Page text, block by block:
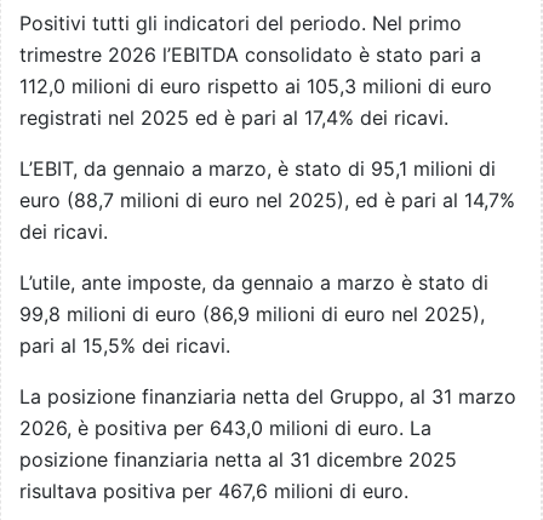
Positivi tutti gli indicatori del periodo. Nel primo
trimestre 2026 l’EBITDA consolidato è stato pari a
112,0 milioni di euro rispetto ai 105,3 milioni di euro
registrati nel 2025 ed è pari al 17,4% dei ricavi.
L’EBIT, da gennaio a marzo, è stato di 95,1 milioni di
euro (88,7 milioni di euro nel 2025), ed è pari al 14,7%
dei ricavi.
L’utile, ante imposte, da gennaio a marzo è stato di
99,8 milioni di euro (86,9 milioni di euro nel 2025),
pari al 15,5% dei ricavi.
La posizione finanziaria netta del Gruppo, al 31 marzo
2026, è positiva per 643,0 milioni di euro. La
posizione finanziaria netta al 31 dicembre 2025
risultava positiva per 467,6 milioni di euro.